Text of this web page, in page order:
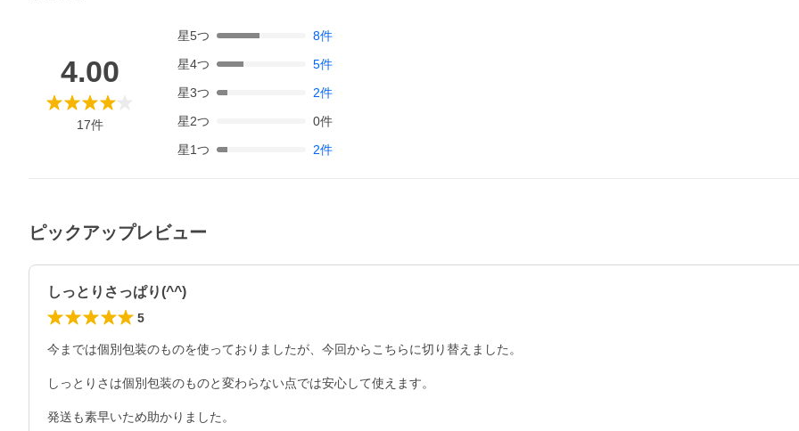
4.00
17件
星5つ 8件
星4つ 5件
星3つ 2件
星2つ 0件
星1つ 2件
ピックアップレビュー
しっとりさっぱり(^^)
5
今までは個別包装のものを使っておりましたが、今回からこちらに切り替えました。
しっとりさは個別包装のものと変わらない点では安心して使えます。
発送も素早いため助かりました。